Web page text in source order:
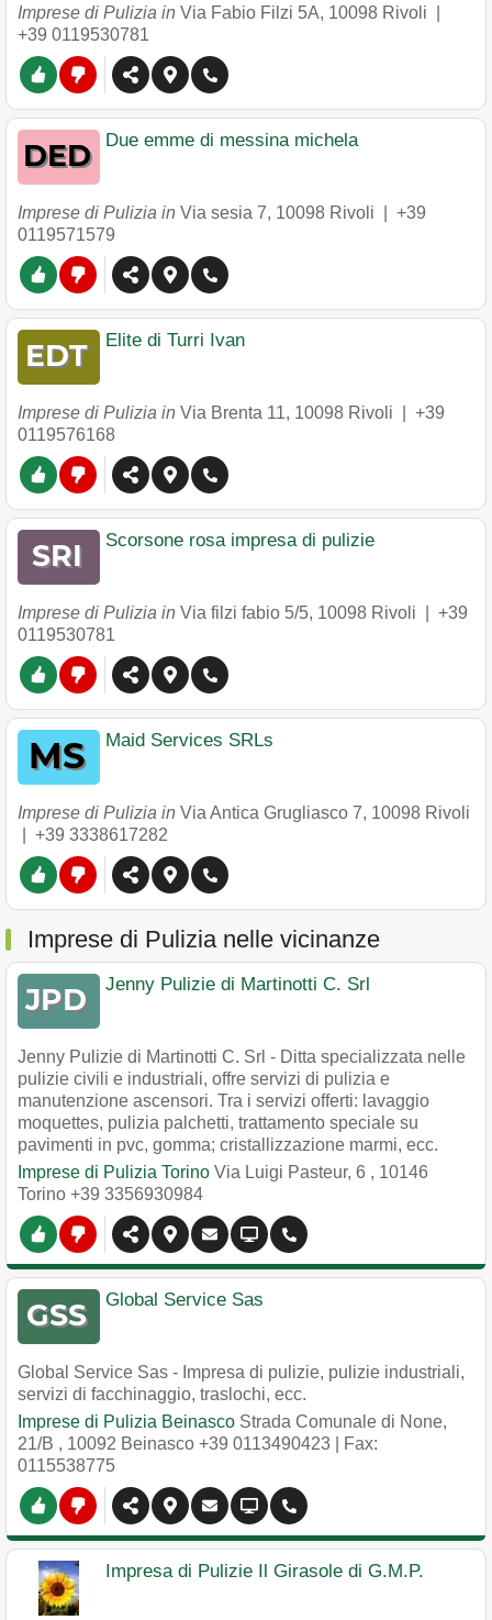
Imprese di Pulizia in Via Fabio Filzi 5A, 10098 Rivoli
+39 0119530781
Due emme di messina michela
Imprese di Pulizia in Via sesia 7, 10098 Rivoli
+39
0119571579
Elite di Turri Ivan
Imprese di Pulizia in Via Brenta 11, 10098 Rivoli
+39
0119576168
Scorsone rosa impresa di pulizie
Imprese di Pulizia in Via filzi fabio 5/5, 10098 Rivoli
+39
0119530781
Maid Services SRLs
Imprese di Pulizia in Via Antica Grugliasco 7, 10098 Rivoli
+39 3338617282
Imprese di Pulizia nelle vicinanze
Jenny Pulizie di Martinotti C. Srl
Jenny Pulizie di Martinotti C. Srl - Ditta specializzata nelle
pulizie civili e industriali, offre servizi di pulizia e
manutenzione ascensori. Tra i servizi offerti: lavaggio
moquettes, pulizia palchetti, trattamento speciale su
pavimenti in pvc, gomma; cristallizzazione marmi, ecc.
Imprese di Pulizia Torino Via Luigi Pasteur, 6 , 10146
Torino +39 3356930984
Global Service Sas
Global Service Sas - Impresa di pulizie, pulizie industriali,
servizi di facchinaggio, traslochi, ecc.
Imprese di Pulizia Beinasco Strada Comunale di None,
21/B , 10092 Beinasco +39 0113490423 | Fax:
0115538775
Impresa di Pulizie Il Girasole di G.M.P.